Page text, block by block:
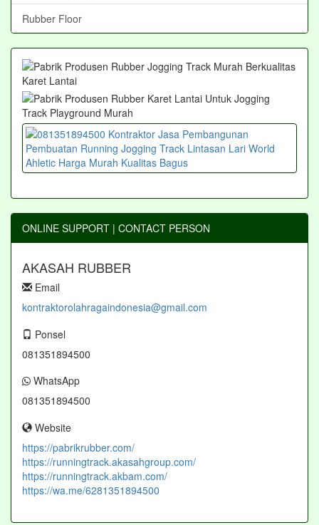
Rubber Floor
ONLINE SUPPORT | CONTACT PERSON
AKASAH RUBBER
Email
kontraktorolahragaindonesia@gmail.com
Ponsel
081351894500
WhatsApp
081351894500
Website
https://pabrikrubber.com/
https://runningtrack.akasahgroup.com/
https://runningtrack.akbam.com/
https://wa.me/6281351894500